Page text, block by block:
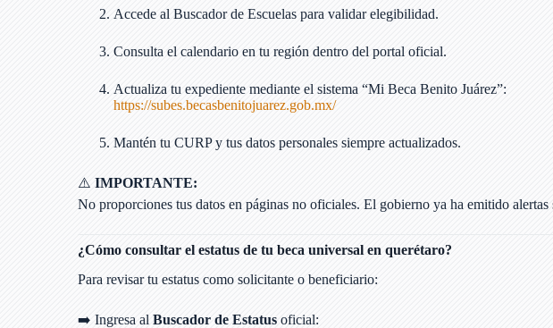
Accede al Buscador de Escuelas para validar elegibilidad.
Consulta el calendario en tu región dentro del portal oficial.
Actualiza tu expediente mediante el sistema “Mi Beca Benito Juárez”:
https://subes.becasbenitojuarez.gob.mx/
Mantén tu CURP y tus datos personales siempre actualizados.
⚠️ IMPORTANTE:
No proporciones tus datos en páginas no oficiales. El gobierno ya ha emitido alertas
¿Cómo consultar el estatus de tu beca universal en querétaro?
Para revisar tu estatus como solicitante o beneficiario:
➡️ Ingresa al Buscador de Estatus oficial: